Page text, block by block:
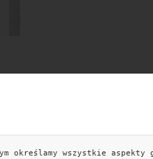
określamy wszystkie aspekty